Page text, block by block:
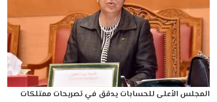
المجلس الأعلى للحسابات يدقق في تصريحات ممتلكات